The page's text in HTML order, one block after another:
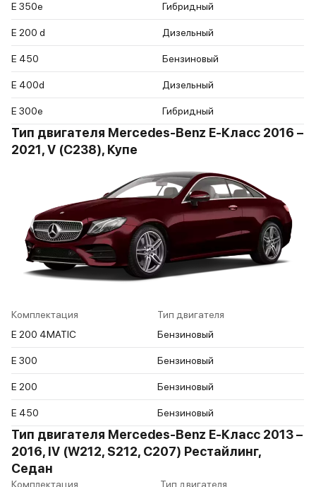
E 350e Гибридный
E 200 d Дизельный
E 450 Бензиновый
E 400d Дизельный
E 300e Гибридный
Тип двигателя Mercedes-Benz E-Класс 2016 –
2021, V (C238), Купе
Комплектация
Тип двигателя
E 200 4MATIC
Бензиновый
E 300 Бензиновый
E 200 Бензиновый
E 450 Бензиновый
Тип двигателя Mercedes-Benz E-Класс 2013 –
2016, IV (W212, S212, C207) Рестайлинг,
Седан
Комплектация Тип двигателя